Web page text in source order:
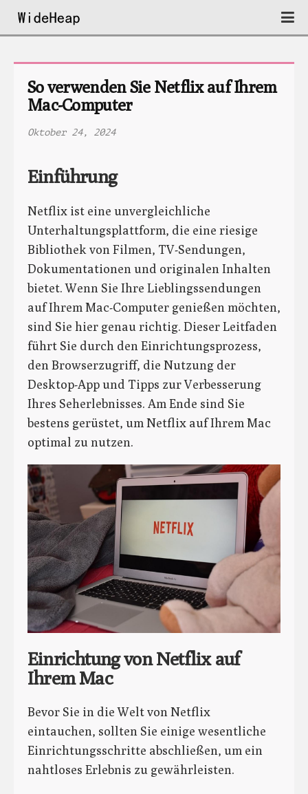
So verwenden Sie Netflix auf Ihrem
Mac-Computer
Oktober 24, 2024
Einführung
Netflix ist eine unvergleichliche
Unterhaltungsplattform, die eine riesige
Bibliothek von Filmen, TV-Sendungen,
Dokumentationen und originalen Inhalten
bietet. Wenn Sie Ihre Lieblingssendungen
auf Ihrem Mac-Computer genießen möchten,
sind Sie hier genau richtig. Dieser Leitfaden
führt Sie durch den Einrichtungsprozess,
den Browserzugriff, die Nutzung der
Desktop-App und Tipps zur Verbesserung
Ihres Seherlebnisses. Am Ende sind Sie
bestens gerüstet, um Netflix auf Ihrem Mac
optimal zu nutzen.
Einrichtung von Netflix auf
Ihrem Mac
Bevor Sie in die Welt von Netflix
eintauchen, sollten Sie einige wesentliche
Einrichtungsschritte abschließen, um ein
nahtloses Erlebnis zu gewährleisten.